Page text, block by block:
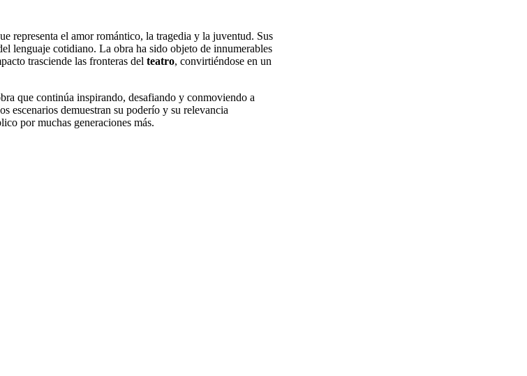
representa el amor romántico, la tragedia y la juventud. Sus
lenguaje cotidiano. La obra ha sido objeto de innumerables
trasciende las fronteras del teatro, convirtiéndose en un
que continúa inspirando, desafiando y conmoviendo a
escenarios demuestran su poderío y su relevancia
por muchas generaciones más.